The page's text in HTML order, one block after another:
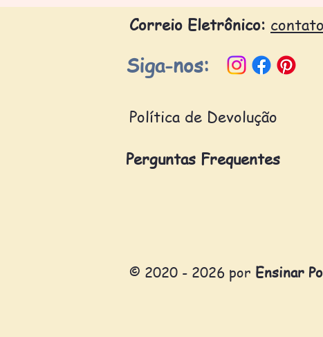
Correio Eletrônico:
Siga-nos:
Política de Devolução
Perguntas Frequentes
© 2020 - 2026 por Ensinar